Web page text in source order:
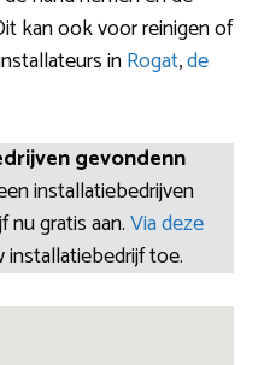
kan ook voor reinigen of
inRogat,de
gevondenn
installatiebedrijven
gratis aan.Via deze
toe.